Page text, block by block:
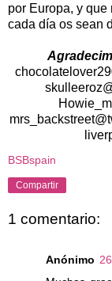
por Europa, y
cada día os sean
BSBspain
Compartir
1 comentario:
Anónimo